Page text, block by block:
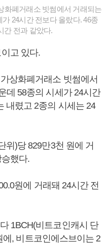
화폐거래소 빗썸에서 거래되는
24시간 전보다 올랐다. 46종
간 전과 같았다.
고 있다.
상화폐거래소 빗썸에서
데 58종의 시세가 24시간
내렸고 2종의 시세는 24
위)당 829만3천 원에 거
했다.
원에 거래돼 24시간 전
1BCH(비트코인캐시 단
에, 비트코인에스브이는 2